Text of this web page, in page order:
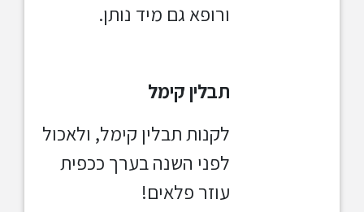
ורופא גם מיד נותן.
תבלין קימל
לקנות תבלין קימל, ולאכול
לפני השנה בערך ככפית
עוזר פלאים!